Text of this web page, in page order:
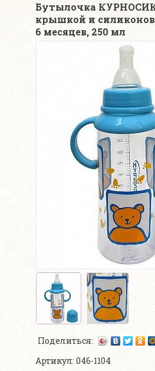
Бутылочка
крышкой и
6 месяцев, 250 мл
Поделиться:
Артикул: 046-1104